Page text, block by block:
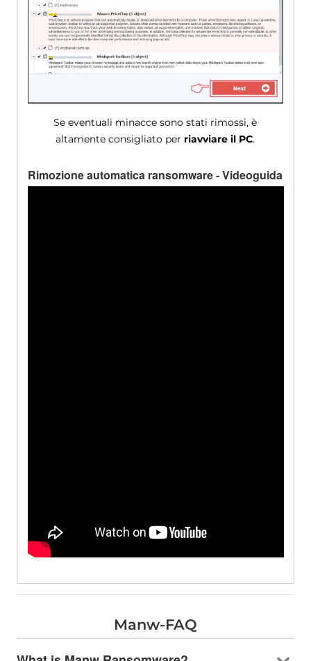
Se eventuali minacce sono stati rimossi, è
altamente consigliato per riavviare il PC.
Rimozione automatica ransomware - Videoguida
Manw-FAQ